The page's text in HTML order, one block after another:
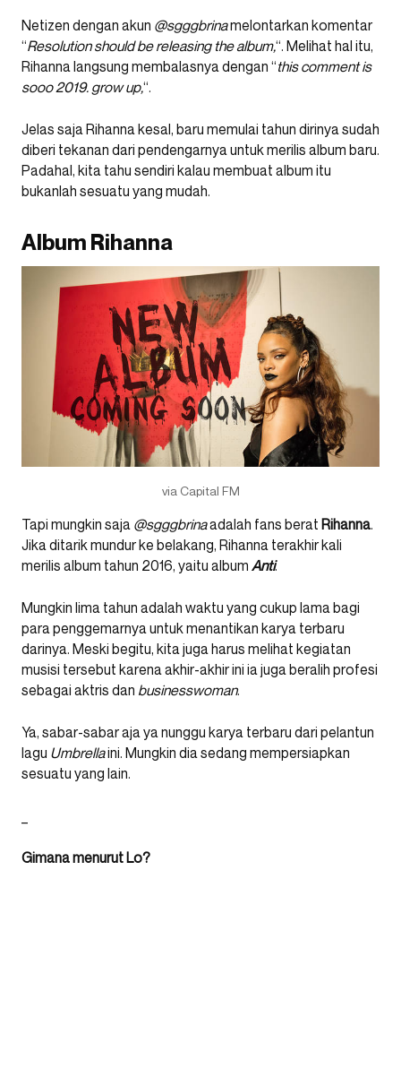
Netizen dengan akun @sgggbrinamelontarkan komentar
“Resolution should be releasing the album,“. Melihat hal itu,
Rihanna langsung membalasnya dengan “this comment is
sooo 2019. grow up,“.
Jelas saja Rihanna kesal, baru memulai tahun dirinya sudah
diberi tekanan dari pendengarnya untuk merilis album baru.
Padahal, kita tahu sendiri kalau membuat album itu
bukanlah sesuatu yang mudah.
Album Rihanna
via Capital FM
Tapi mungkin saja @sgggbrinaadalah fans berat Rihanna.
Jika ditarik mundur ke belakang, Rihanna terakhir kali
merilis album tahun 2016, yaitu album Anti.
Mungkin lima tahun adalah waktu yang cukup lama bagi
para penggemarnya untuk menantikan karya terbaru
darinya. Meski begitu, kita juga harus melihat kegiatan
musisi tersebut karena akhir-akhir ini ia juga beralih profesi
sebagai aktris dan businesswoman.
Ya, sabar-sabar aja ya nunggu karya terbaru dari pelantun
lagu Umbrellaini. Mungkin dia sedang mempersiapkan
sesuatu yang lain.
Gimana menurut Lo?